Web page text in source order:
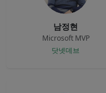
남정현
Microsoft MVP
닷넷데브